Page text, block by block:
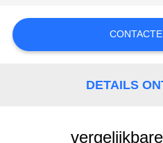
DETAILS